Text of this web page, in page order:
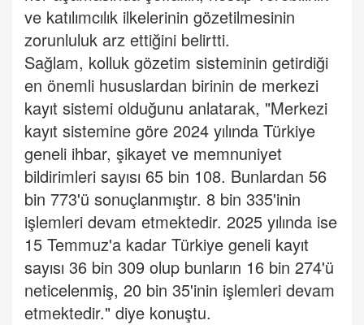
ve katılımcılık ilkelerinin gözetilmesinin
zorunluluk arz ettiğini belirtti.
Sağlam, kolluk gözetim sisteminin getirdiği
en önemli hususlardan birinin de merkezi
kayıt sistemi olduğunu anlatarak, "Merkezi
kayıt sistemine göre 2024 yılında Türkiye
geneli ihbar, şikayet ve memnuniyet
bildirimleri sayısı 65 bin 108. Bunlardan 56
bin 773'ü sonuçlanmıştır. 8 bin 335'inin
işlemleri devam etmektedir. 2025 yılında ise
15 Temmuz'a kadar Türkiye geneli kayıt
sayısı 36 bin 309 olup bunların 16 bin 274'ü
neticelenmiş, 20 bin 35'inin işlemleri devam
etmektedir." diye konuştu.